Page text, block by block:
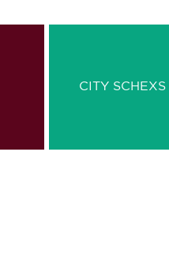
CITY SCHEXS